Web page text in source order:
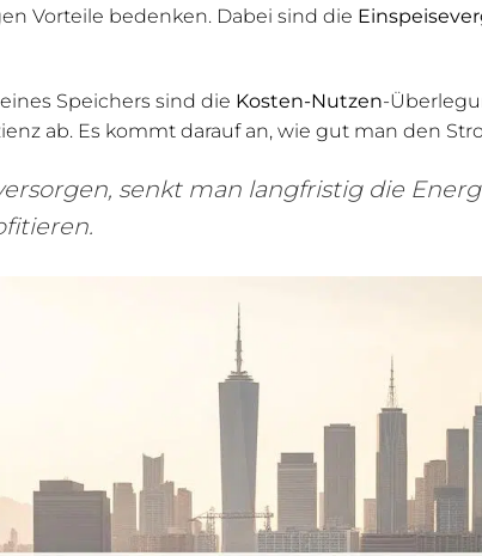
Vorteile bedenken. Dabei sind die
Speichers sind die Kosten-Nutzen-
ab. Es kommt darauf an, wie gut man den
senkt man langfristig die